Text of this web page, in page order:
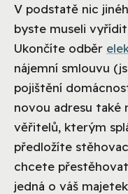
V podstatě nic
byste museli
Ukončíte odběr
nájemní smlouvu
pojištění
novou adresu také
věřitelů, kterým
předložíte
chcete
jedná o váš